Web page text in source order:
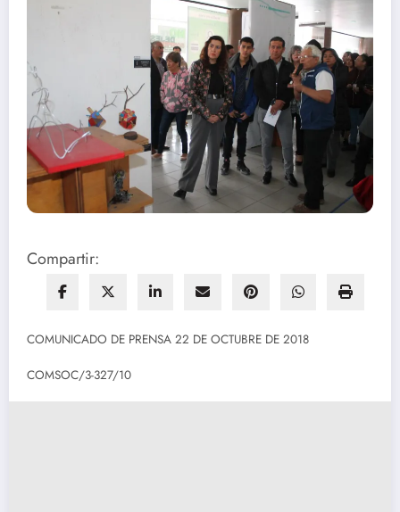
Compartir:
COMUNICADO DE PRENSA 22 DE OCTUBRE DE 2018
COMSOC/3-327/10